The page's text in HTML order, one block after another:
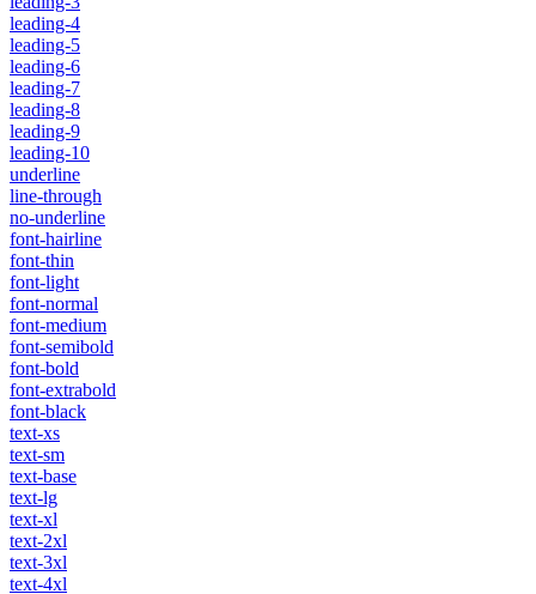
leading-4
leading-5
leading-6
leading-7
leading-8
leading-9
leading-10
underline
line-through
no-underline
font-hairline
font-thin
font-light
font-normal
font-medium
font-semibold
font-bold
font-extrabold
font-black
text-xs
text-sm
text-base
text-lg
text-xl
text-2xl
text-3xl
text-4xl